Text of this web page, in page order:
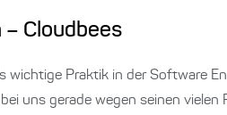
Cloudbees
wichtige Praktik in der Software
uns gerade wegen seinen vielen